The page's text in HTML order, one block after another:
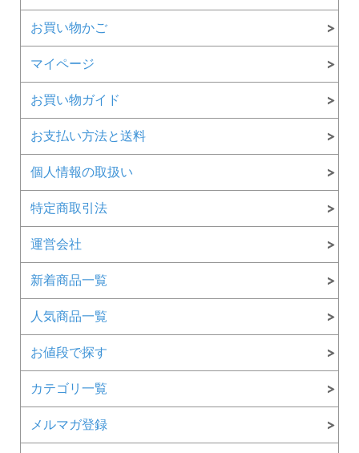
お買い物かご
マイページ
お買い物ガイド
お支払い方法と送料
個人情報の取扱い
特定商取引法
運営会社
新着商品一覧
人気商品一覧
お値段で探す
カテゴリ一覧
メルマガ登録